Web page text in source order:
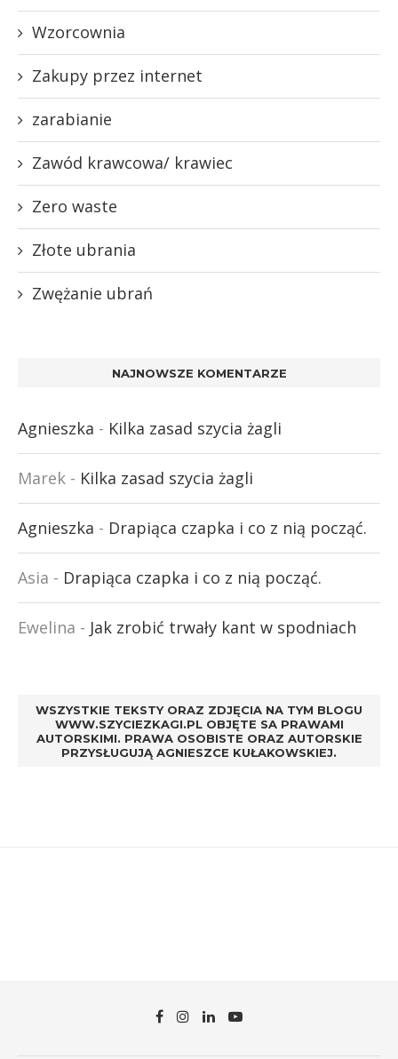
Wzorcownia
Zakupy przez internet
zarabianie
Zawód krawcowa/ krawiec
Zero waste
Złote ubrania
Zwężanie ubrań
NAJNOWSZE KOMENTARZE
Agnieszka - Kilka zasad szycia żagli
Marek - Kilka zasad szycia żagli
Agnieszka - Drapiąca czapka i co z nią począć.
Asia - Drapiąca czapka i co z nią począć.
Ewelina - Jak zrobić trwały kant w spodniach
WSZYSTKIE TEKSTY ORAZ ZDJĘCIA NA TYM BLOGU
WWW.SZYCIEZKAGI.PL OBJĘTE SA PRAWAMI
AUTORSKIMI. PRAWA OSOBISTE ORAZ AUTORSKIE
PRZYSŁUGUJĄ AGNIESZCE KUŁAKOWSKIEJ.